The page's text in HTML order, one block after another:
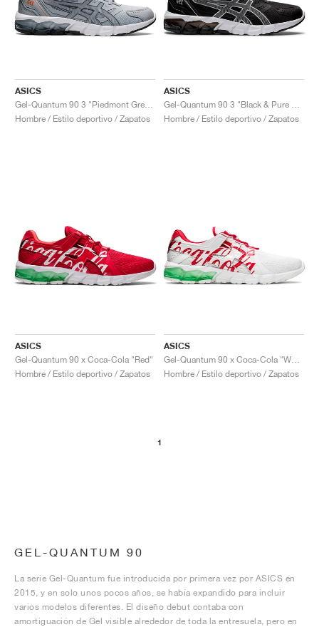
ASICS
Hombre / Estilo deportivo / Zapatos
ASICS
Hombre / Estilo deportivo / Zapatos
ASICS
Gel-Quantum 90 x Coca-Cola "Red"
Hombre / Estilo deportivo / Zapatos
ASICS
Hombre / Estilo deportivo / Zapatos
1
GEL-QUANTUM 90
La serie Gel-Quantum fue introducida por primera vez por ASICS en
2015, y en solo unos pocos años, se había expandido para incluir
varios modelos diferentes. El diseño debut contaba con
amortiguación de Gel visible alrededor de toda la entresuela, pero en